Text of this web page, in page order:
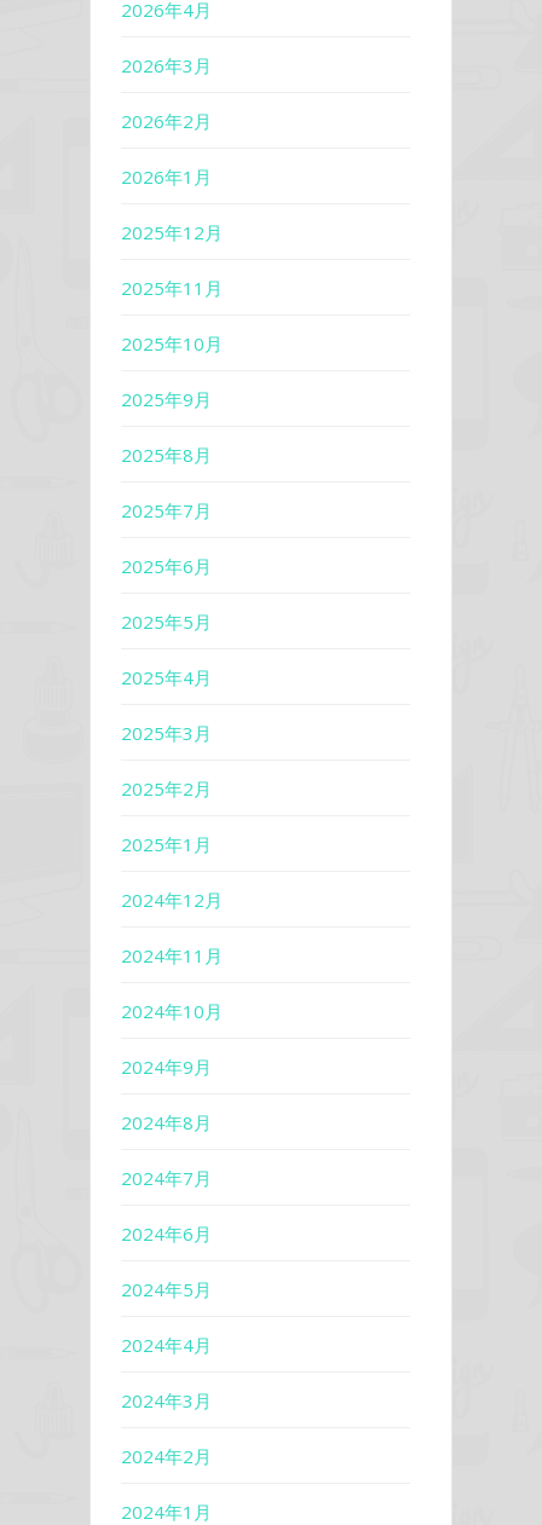
2026年4月
2026年3月
2026年2月
2026年1月
2025年12月
2025年11月
2025年10月
2025年9月
2025年8月
2025年7月
2025年6月
2025年5月
2025年4月
2025年3月
2025年2月
2025年1月
2024年12月
2024年11月
2024年10月
2024年9月
2024年8月
2024年7月
2024年6月
2024年5月
2024年4月
2024年3月
2024年2月
2024年1月